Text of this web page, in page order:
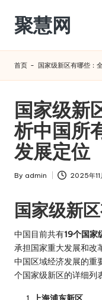
Skip
content
聚慧网
首页 - 国家级新区有哪些：
国家级新
析中国所
发展定位
Posted
By admin 2025年11
国家级新
中国目前共有19个国家
承担国家重大发展和改
中国区域经济发展的重
个国家级新区的详细列